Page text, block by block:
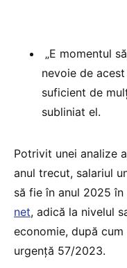
„E momentul
nevoie de
suficient de
subliniat el.
Potrivit unei analize
anul trecut, salariul
să fie în anul 2025
net, adică la nivelul
economie, după
urgență 57/2023.